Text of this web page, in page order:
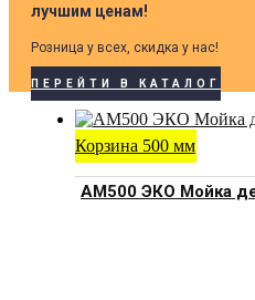
лучшим ценам!
Розница у всех, скидка у нас!
ПЕРЕЙТИ В КАТАЛОГ
Корзина 500 мм
АМ500 ЭКО Мойка